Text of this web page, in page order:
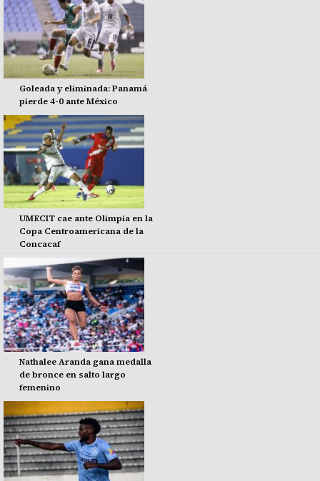
Goleada y eliminada: Panamá
pierde 4-0 ante México
UMECIT cae ante Olimpia en la
Copa Centroamericana de la
Concacaf
Nathalee Aranda gana medalla
de bronce en salto largo
femenino